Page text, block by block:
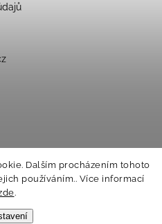
Dalším procházením tohoto
používáním.. Více informací
.